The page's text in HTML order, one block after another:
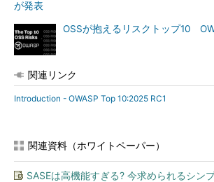
が発表
OSSが抱えるリスクトップ10
関連リンク
Introduction - OWASP Top 10:2025 RC1
関連資料（ホワイトペーパー）
SASEは高機能すぎる? 今求められるシン